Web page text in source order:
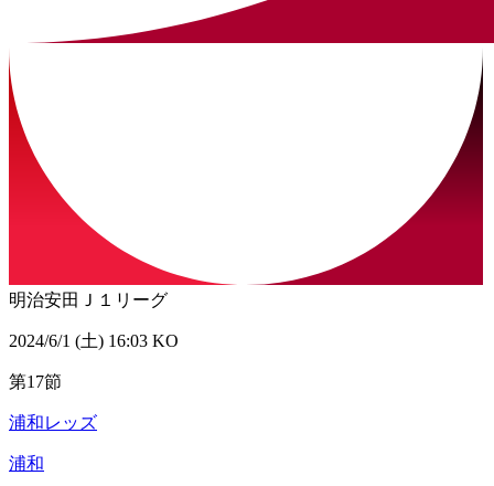
明治安田Ｊ１リーグ
2024/6/1 (土) 16:03 KO
第17節
浦和レッズ
浦和